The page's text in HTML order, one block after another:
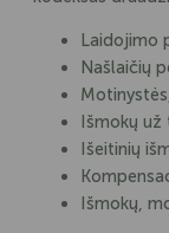
Laidojimo
Našlaičių
Išmokų
Išeitinių
Išmokų,